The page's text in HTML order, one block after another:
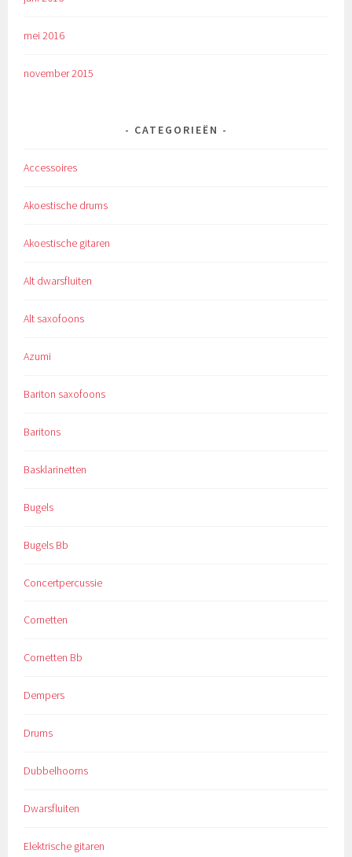
mei 2016
november 2015
CATEGORIEËN
Accessoires
Akoestische drums
Akoestische gitaren
Alt dwarsfluiten
Alt saxofoons
Azumi
Bariton saxofoons
Baritons
Basklarinetten
Bugels
Bugels Bb
Concertpercussie
Cornetten
Cornetten Bb
Dempers
Drums
Dubbelhoorns
Dwarsfluiten
Elektrische gitaren